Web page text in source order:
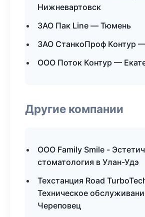
Нижневартовск
ЗАО Пак Line — Тюмень
ЗАО СтанкоПроф Контур
ООО Поток Контур —
Другие компании
ООО Family Smile -
стоматология в Улан-Удэ
Техстанция Road
Техническое
Череповец